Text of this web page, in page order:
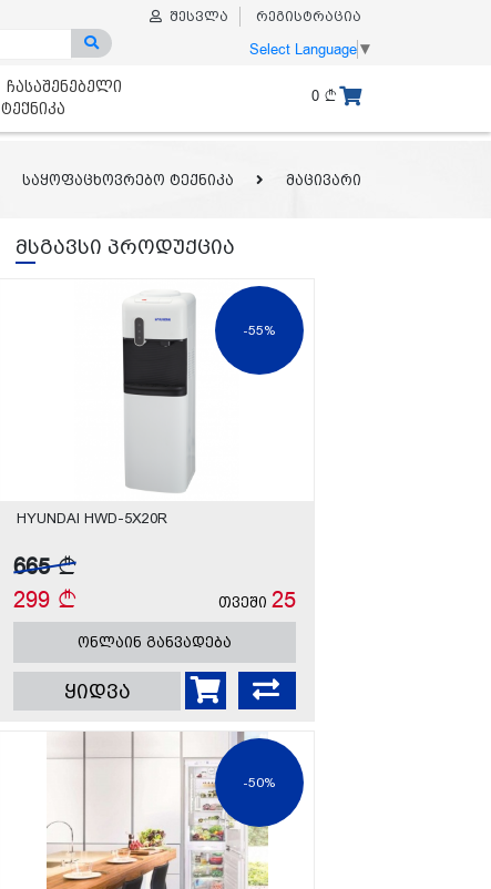
შესვლა რეგისტრაცია
Select Language▼
ჩასაშენებელი
ტექნიკა
0
საყოფაცხოვრებო ტექნიკა მაცივარი
მსგავსი პროდუქცია
-55%
HYUNDAI HWD-5X20R
665
299
თვეში 25
ონლაინ განვადება
ყიდვა
-50%